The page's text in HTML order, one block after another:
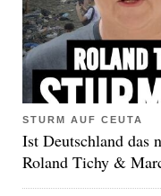
STURM AUF CEUTA
Ist Deutschland das
Roland Tichy &